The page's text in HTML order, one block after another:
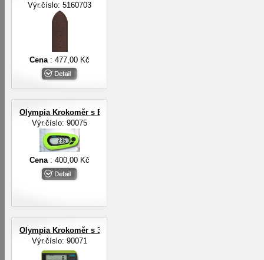
Výr.číslo: 5160703
Cena : 477,00 Kč
Olympia Krokoměr s EL osvětlením
Výr.číslo: 90075
Cena : 400,00 Kč
Olympia Krokoměr s 3-D digit.senzorem a EL osvětlením
Výr.číslo: 90071